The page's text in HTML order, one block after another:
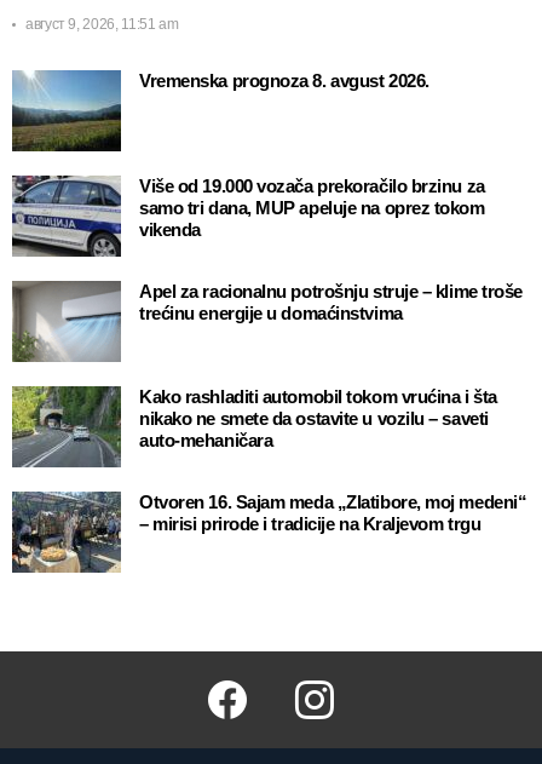
август 9, 2026, 11:51 am
Vremenska prognoza 8. avgust 2026.
Više od 19.000 vozača prekoračilo brzinu za
samo tri dana, MUP apeluje na oprez tokom
vikenda
Apel za racionalnu potrošnju struje – klime troše
trećinu energije u domaćinstvima
Kako rashladiti automobil tokom vrućina i šta
nikako ne smete da ostavite u vozilu – saveti
auto-mehaničara
Otvoren 16. Sajam meda „Zlatibore, moj medeni“
– mirisi prirode i tradicije na Kraljevom trgu
Facebook Instagram